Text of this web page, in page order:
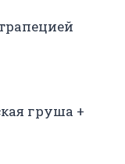
груша +